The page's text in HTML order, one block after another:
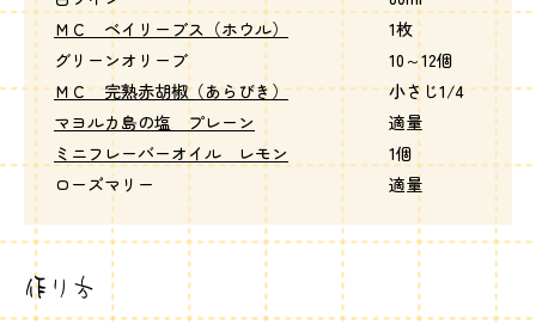
ＭＣ ベイリーブス（ホウル）
1枚
グリーンオリーブ
10～12個
ＭＣ 完熟赤胡椒（あらびき）
小さじ1/4
マヨルカ島の塩 プレーン
適量
ミニフレーバーオイル レモン
1個
ローズマリー
適量
作り方